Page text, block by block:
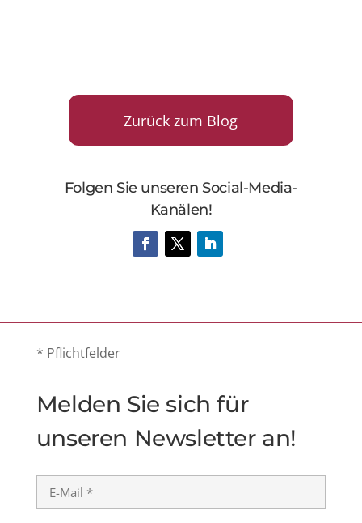
Zurück zum Blog
Folgen Sie unseren Social-Media-
Kanälen!
* Pflichtfelder
Melden Sie sich für
unseren Newsletter an!